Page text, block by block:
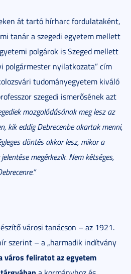
át tartó hírharc fordulataként,
tanár a szegedi egyetem mellett
polgárok is Szeged mellett
polgármester nyilatkozata” cím
tudományegyetem kiváló
szegedi ismerősének azt
mozgolódásának meg lesz az
kik eddig Debrecenbe akartak menni,
döntés akkor lesz, mikor a
megérkezik. Nem kétséges,
városi tanácson – az 1921.
szerint – a „harmadik indítvány
város feliratot az egyetem